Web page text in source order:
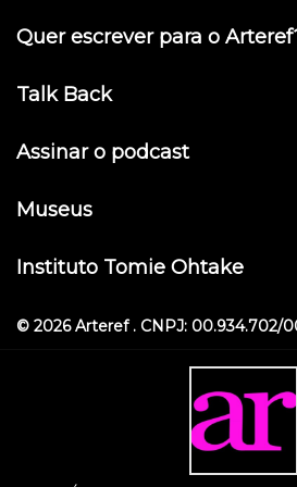
Quer escrever para o
Talk Back
Assinar o podcast
Museus
Instituto Tomie Ohtake
© 2026 Arteref . CNPJ: 00.934.702/